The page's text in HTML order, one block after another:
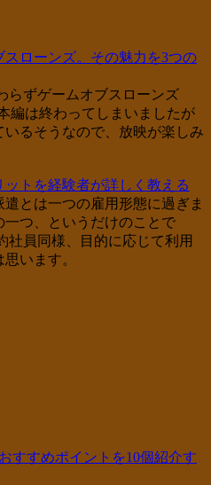
ローンズ。その魅力を3つの
らずゲームオブスローンズ
編は終わってしまいましたが
るそうなので、放映が楽しみ
トを経験者が詳しく教える
とは一つの雇用形態に過ぎま
つ、というだけのことで
社員同様、目的に応じて利用
います。
すすめポイントを10個紹介す